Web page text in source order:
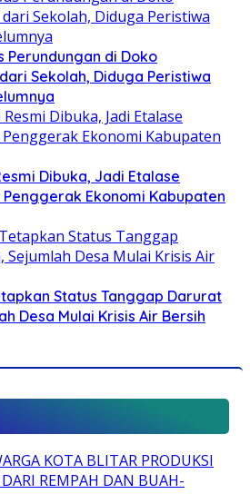
Perundungan di Doko
Sekolah, Diduga Peristiwa
Dibuka, Jadi Etalase
Ekonomi Kabupaten
Status Tanggap Darurat
Desa Mulai Krisis Air Bersih